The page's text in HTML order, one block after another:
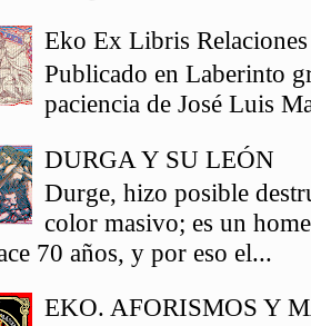
Eko Ex Libris
Publicado en Laberinto
paciencia de José Luis
DURGA Y SU LEÓN
Durge, hizo posible
color masivo; es un
70 años, y por eso el...
EKO. AFORISMOS Y